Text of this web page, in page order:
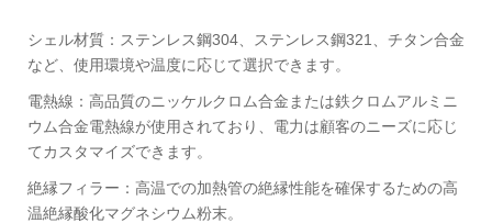
シェル材質：ステンレス鋼304、ステンレス鋼321、チタン合金
など、使用環境や温度に応じて選択できます。
電熱線：高品質のニッケルクロム合金または鉄クロムアルミニ
ウム合金電熱線が使用されており、電力は顧客のニーズに応じ
てカスタマイズできます。
絶縁フィラー：高温での加熱管の絶縁性能を確保するための高
温絶縁酸化マグネシウム粉末。